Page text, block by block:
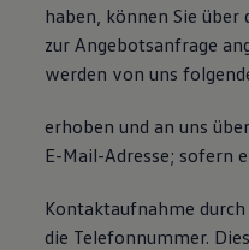
haben, können Sie
zur Angebotsanfrage
werden von uns
erhoben und an uns
E-Mail-Adresse; sofern
Kontaktaufnahme
die Telefonnummer.